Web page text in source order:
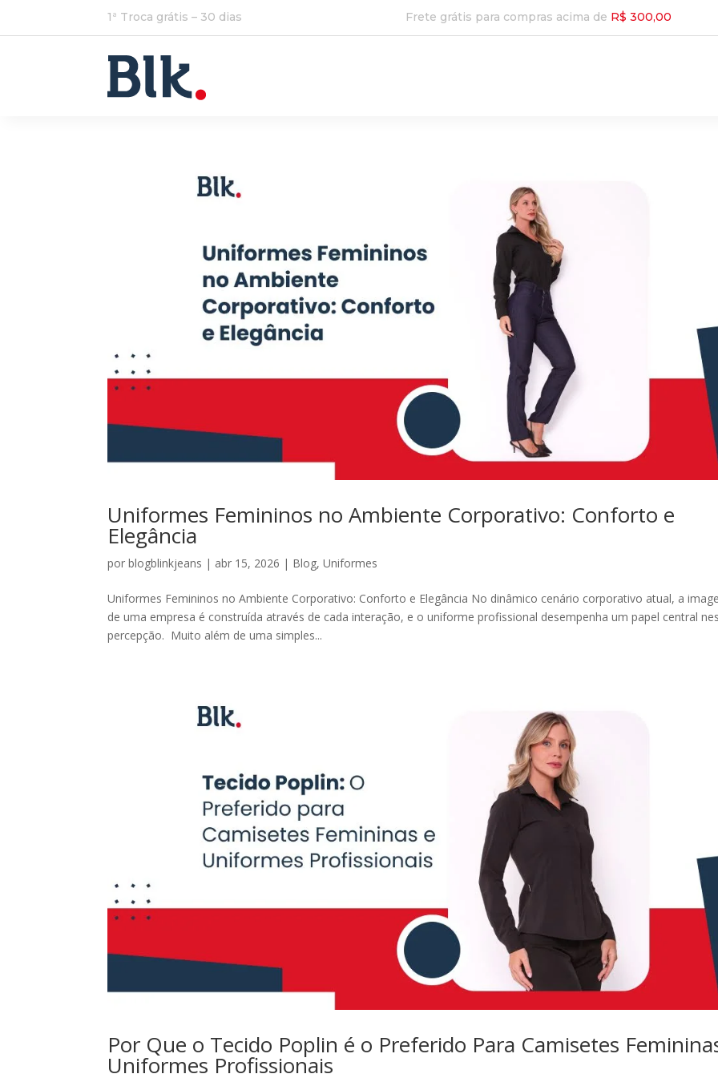
1ª Troca grátis – 30 dias Frete grátis para compras acima de R$ 300,00
Uniformes Femininos no Ambiente Corporativo: Conforto e
Elegância
porblogblinkjeans | abr 15, 2026 | Blog,Uniformes
Uniformes Femininos no Ambiente Corporativo: Conforto e Elegância No dinâmico cenário corporativo atual, a
de uma empresa é construída através de cada interação, e o uniforme profissional desempenha um papel central
percepção. Muito além de uma simples...
Por Que o Tecido Poplin é o Preferido Para Camisetes
Uniformes Profissionais